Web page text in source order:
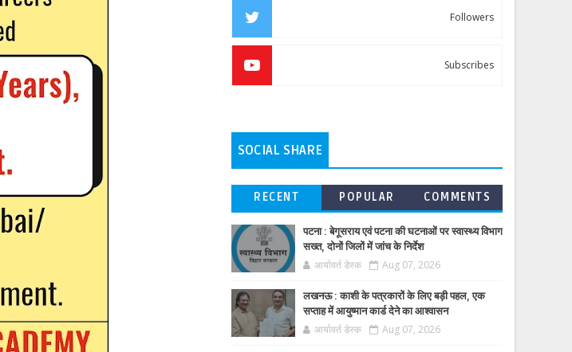
Followers
Subscribes
SOCIAL SHARE
RECENT POPULAR COMMENTS
पटना : बेगूसराय एवं पटना की घटनाओं पर स्वास्थ्य विभाग
सख्त, दोनों जिलों में जांच के निर्देश
आर्यावर्त डेस्क Aug 07, 2026
लखनऊ : काशी के पत्रकारों के लिए बड़ी पहल, एक
सप्ताह में आयुष्मान कार्ड देने का आश्वासन
आर्यावर्त डेस्क Aug 07, 2026